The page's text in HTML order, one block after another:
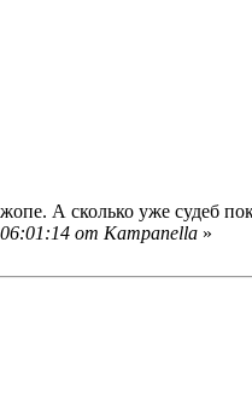
А сколько уже судеб
от Кampanella »